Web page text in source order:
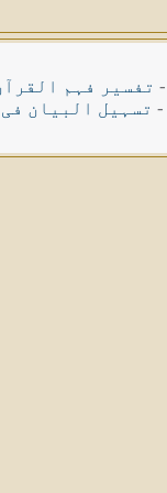
- تفسیر فہم
- تسہیل البیان